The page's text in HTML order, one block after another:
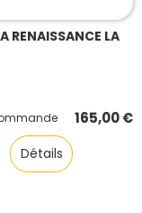
RENAISSANCE LA
165,00€
Détails